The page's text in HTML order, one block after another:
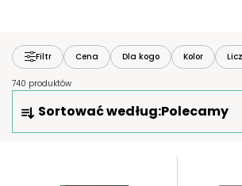
Filtr Cena Dla kogo Kolor
740 produktów
O
R
Sortować według:Polecamy